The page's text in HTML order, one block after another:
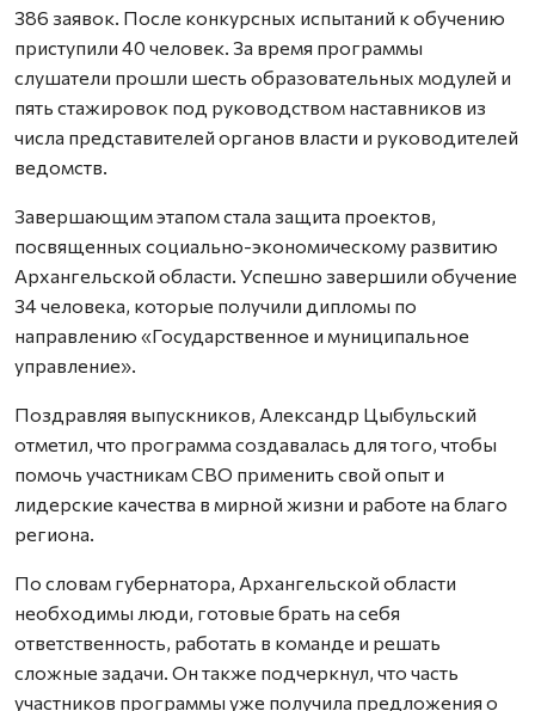
386 заявок. После конкурсных испытаний к обучению
приступили 40 человек. За время программы
слушатели прошли шесть образовательных модулей и
пять стажировок под руководством наставников из
числа представителей органов власти и руководителей
ведомств.
Завершающим этапом стала защита проектов,
посвященных социально-экономическому развитию
Архангельской области. Успешно завершили обучение
34 человека, которые получили дипломы по
направлению «Государственное и муниципальное
управление».
Поздравляя выпускников, Александр Цыбульский
отметил, что программа создавалась для того, чтобы
помочь участникам СВО применить свой опыт и
лидерские качества в мирной жизни и работе на благо
региона.
По словам губернатора, Архангельской области
необходимы люди, готовые брать на себя
ответственность, работать в команде и решать
сложные задачи. Он также подчеркнул, что часть
участников программы уже получила предложения о